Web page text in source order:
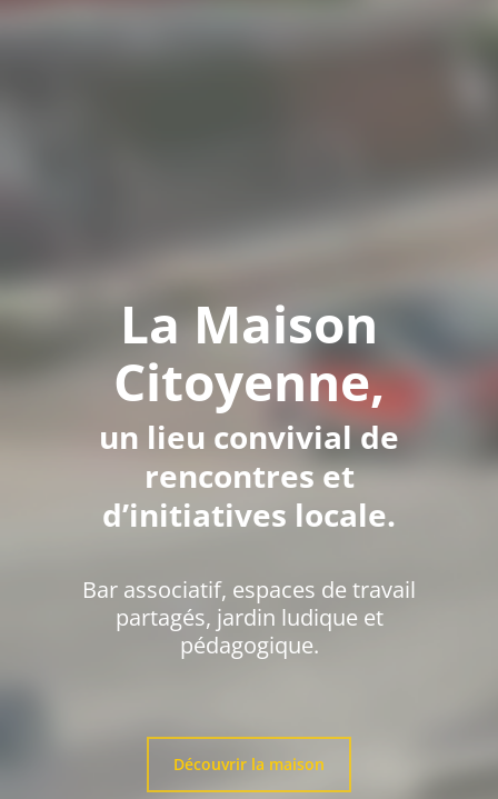
La Maison
Citoyenne,
un lieu convivial de
rencontres et
d’initiatives locale.
Bar associatif, espaces de travail
partagés, jardin ludique et
pédagogique.
Découvrir la maison